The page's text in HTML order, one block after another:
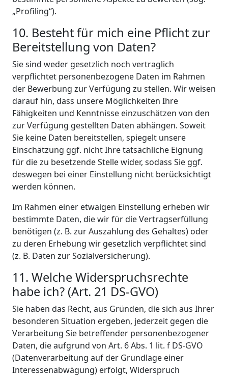
„Profiling“).
10. Besteht für mich eine Pflicht zur
Bereitstellung von Daten?
Sie sind weder gesetzlich noch vertraglich
verpflichtet personenbezogene Daten im Rahmen
der Bewerbung zur Verfügung zu stellen. Wir weisen
darauf hin, dass unsere Möglichkeiten Ihre
Fähigkeiten und Kenntnisse einzuschätzen von den
zur Verfügung gestellten Daten abhängen. Soweit
Sie keine Daten bereitstellen, spiegelt unsere
Einschätzung ggf. nicht Ihre tatsächliche Eignung
für die zu besetzende Stelle wider, sodass Sie ggf.
deswegen bei einer Einstellung nicht berücksichtigt
werden können.
Im Rahmen einer etwaigen Einstellung erheben wir
bestimmte Daten, die wir für die Vertragserfüllung
benötigen (z. B. zur Auszahlung des Gehaltes) oder
zu deren Erhebung wir gesetzlich verpflichtet sind
(z. B. Daten zur Sozialversicherung).
11. Welche Widerspruchsrechte
habe ich? (Art. 21 DS-GVO)
Sie haben das Recht, aus Gründen, die sich aus Ihrer
besonderen Situation ergeben, jederzeit gegen die
Verarbeitung Sie betreffender personenbezogener
Daten, die aufgrund von Art. 6 Abs. 1 lit. f DS-GVO
(Datenverarbeitung auf der Grundlage einer
Interessenabwägung) erfolgt, Widerspruch